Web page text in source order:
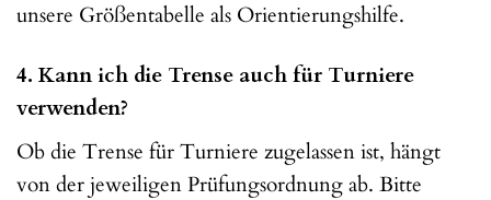
unsere Größentabelle als Orientierungshilfe.
4. Kann ich die Trense auch für Turniere
verwenden?
Ob die Trense für Turniere zugelassen ist, hängt
von der jeweiligen Prüfungsordnung ab. Bitte